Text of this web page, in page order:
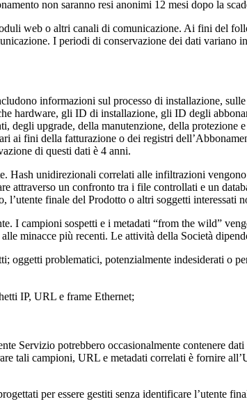
non saranno resi anonimi 12 mesi dopo la
web o altri canali di comunicazione. Ai fini del
I periodi di conservazione dei dati variano
informazioni sul processo di installazione,
hardware, gli ID di installazione, gli ID degli
upgrade, della manutenzione, della protezione
ai fini della fatturazione o dei registri
di questi dati è 4 anni.
Hash unidirezionali correlati alle infiltrazioni
un confronto tra i file controllati e un
finale del Prodotto o altri soggetti interessati
I campioni sospetti e i metadati “from the wild”
minacce più recenti. Le attività della Società
problematici, potenzialmente indesiderati o
IP, URL e frame Ethernet;
Servizio potrebbero occasionalmente contenere
tali campioni, URL e metadati correlati è fornire
per essere gestiti senza identificare l’utente